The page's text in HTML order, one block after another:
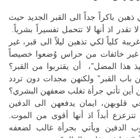
ذهبن باكراً جداً الى القبر الجديد حيث
اذ أنها لا تتحمل تفسيراً بشرياً.
كلياً لكي تذهبن ليلاً الى قبر، غير
غير خائفات من حراس وُضعوا خصيصاً
هذا المضل”، أن يقتربوا من القبر؟
باب القبر” ولكنهن مجدات دون تردد
تأتي جرأة تغلب ضعفهن البشري؟
قلوبهن، ايمان يدفعهن الى الدفين
تتزعزع أبداً اذ أنها أقوى من الموت.
الدفين ويأتي بجرأة غالب لضعفه